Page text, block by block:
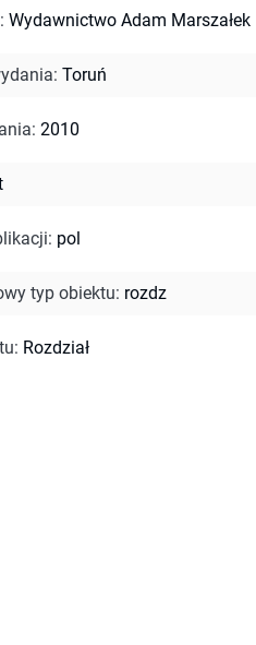
: Wydawnictwo Adam Marszałek
: Toruń
: 2010
: pol
typ obiektu: rozdz
: Rozdział